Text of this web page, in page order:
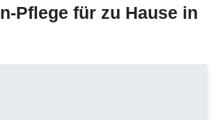
Pflege für zu Hause in